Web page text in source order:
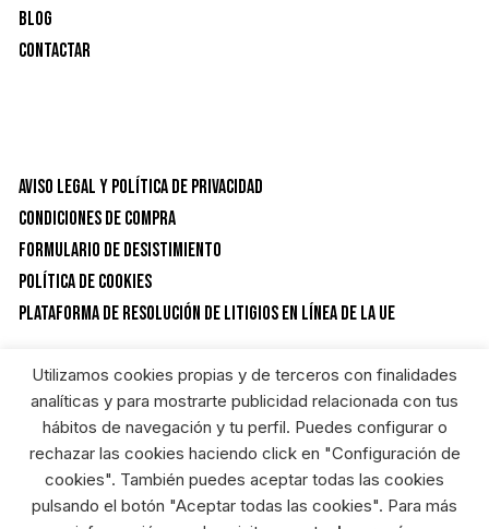
Blog
Contactar
Aviso Legal y Política de privacidad
Condiciones de Compra
Formulario de desistimiento
Política de Cookies
Plataforma de resolución de litigios en línea de la UE
CATEGORÍAS DEL PRODUCTO
×
Hogar
Utilizamos cookies propias y de terceros con finalidades
analíticas y para mostrarte publicidad relacionada con tus
hábitos de navegación y tu perfil. Puedes configurar o
rechazar las cookies haciendo click en "Configuración de
cookies". También puedes aceptar todas las cookies
pulsando el botón "Aceptar todas las cookies". Para más